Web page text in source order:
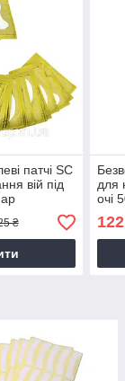
патчі SC
вій під
₴
для
очі